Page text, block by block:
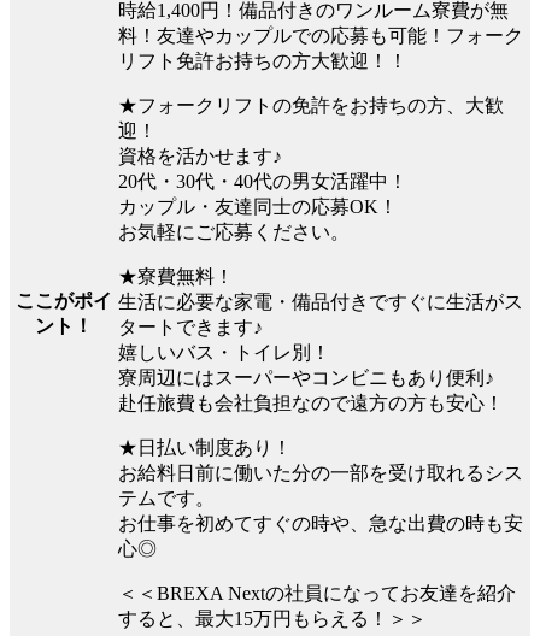
ここがポイ
ント！
時給1,400円！備品付きのワンルーム寮費が無
料！友達やカップルでの応募も可能！フォーク
リフト免許お持ちの方大歓迎！！
★フォークリフトの免許をお持ちの方、大歓
迎！
資格を活かせます♪
20代・30代・40代の男女活躍中！
カップル・友達同士の応募OK！
お気軽にご応募ください。
★寮費無料！
生活に必要な家電・備品付きですぐに生活がス
タートできます♪
嬉しいバス・トイレ別！
寮周辺にはスーパーやコンビニもあり便利♪
赴任旅費も会社負担なので遠方の方も安心！
★日払い制度あり！
お給料日前に働いた分の一部を受け取れるシス
テムです。
お仕事を初めてすぐの時や、急な出費の時も安
心◎
＜＜BREXA Nextの社員になってお友達を紹介
すると、最大15万円もらえる！＞＞